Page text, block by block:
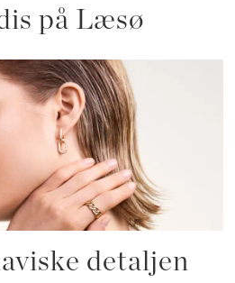
på Læsø
detaljen